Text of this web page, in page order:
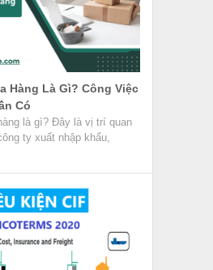
Hàng Là Gì? Công Việc
Có
là gì? Đây là vị trí quan
ty xuất nhập khẩu,